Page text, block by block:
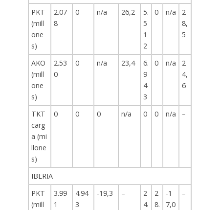
PKT
(mill
one
s)
2.07
8
0 n/a 26,2
5.
5
1
2
0 n/a
2
8,
5
AKO
(mill
one
s)
2.53
0
0 n/a 23,4
6.
9
4
3
0 n/a
2
4,
6
TKT
carg
a (mi
llone
s)
0 0 0 n/a 0 0 n/a –
IBERIA
PKT
(mill
3.99
1
4.94
3
-19,3 –
2
4.
2
8.
-1
7,0
–